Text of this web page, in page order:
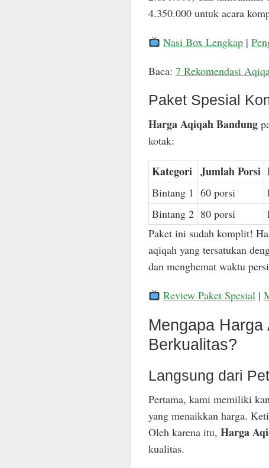
4.350.000 untuk acara
Nasi Box Lengkap |
Baca: 7 Rekomendasi
Paket Spesial
Harga Aqiqah Bandung
kotak:
Kategori Jumlah Porsi
Bintang 1 60 porsi
Bintang 2 80 porsi
Paket ini sudah komplit!
aqiqah yang tersatukan
dan menghemat waktu
Review Paket Spesial |
Mengapa Harga
Berkualitas?
Langsung dari
Pertama, kami memiliki
yang menaikkan harga.
Oleh karena itu, Harga
kualitas.